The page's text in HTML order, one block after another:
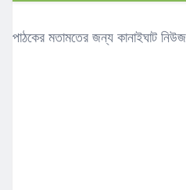
পাঠকের মতামতের জন্য কানাইঘাট